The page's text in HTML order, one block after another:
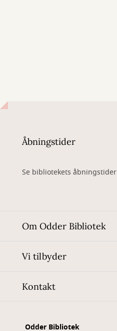
Åbningstider
Se bibliotekets åbningstider
Om Odder Bibliotek
Vi tilbyder
Kontakt
Odder Bibliotek